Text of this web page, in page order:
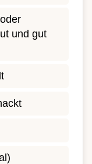
und gut